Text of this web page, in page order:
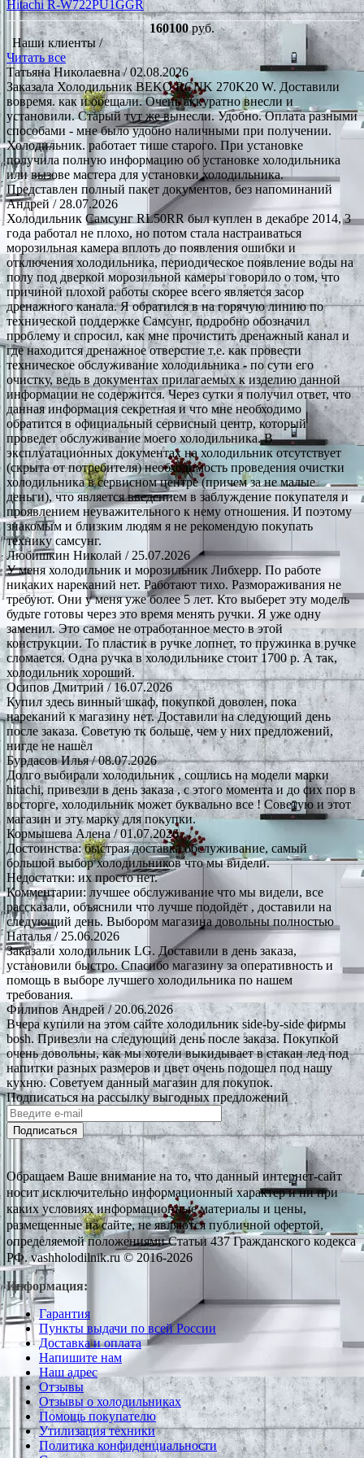
Hitachi R-W722PU1GGR
160100руб.
Наши клиенты /
Читать все
Татьяна Николаевна/ 02.08.2026
Заказала Холодильник BEKO RCNK 270K20 W. Доставили
вовремя. как и обещали. Очень аккуратно внесли и
установили. Старый тут же вынесли. Удобно. Оплата разными
способами - мне было удобно наличными при получении.
Холодильник. работает тише старого. При установке
получила полную информацию об установке холодильника
или вызове мастера для установки холодильника.
Представлен полный пакет документов, без напоминаний
Андрей/ 28.07.2026
Холодильник Самсунг RL50RR был куплен в декабре 2014, 3
года работал не плохо, но потом стала настраиваться
морозильная камера вплоть до появления ошибки и
отключения холодильника, периодическое появление воды на
полу под дверкой морозильной камеры говорило о том, что
причиной плохой работы скорее всего является засор
дренажного канала. Я обратился в на горячую линию по
технической поддержке Самсунг, подробно обозначил
проблему и спросил, как мне прочистить дренажный канал и
где находится дренажное отверстие т.е. как провести
техническое обслуживание холодильника - по сути его
очистку, ведь в документах прилагаемых к изделию данной
информации не содержится. Через сутки я получил ответ, что
данная информация секретная и что мне необходимо
обратится в официальный сервисный центр, который
проведет обслуживание моего холодильника. В
эксплуатационных документах на холодильник отсутствует
(скрыта от потребителя) необходимость проведения очистки
холодильника в сервисном центре (причем за не малые
деньги), что является введением в заблуждение покупателя и
проявлением неуважительного к нему отношения. И поэтому
знакомым и близким людям я не рекомендую покупать
технику самсунг.
Любишкин Николай / 25.07.2026
У меня холодильник и морозильник Либхерр. По работе
никаких нареканий нет. Работают тихо. Размораживания не
требуют. Они у меня уже более 5 лет. Кто выберет эту модель
будьте готовы через это время менять ручки. Я уже одну
заменил. Это самое не отработанное место в этой
конструкции. То пластик в ручке лопнет, то пружинка в ручке
сломается. Одна ручка в холодильнике стоит 1700 р. А так,
холодильник хороший.
Осипов Дмитрий/ 16.07.2026
Купил здесь винный шкаф, покупкой доволен, пока
нареканий к магазину нет. Доставили на следующий день
после заказа. Советую тк больше, чем у них предложений,
нигде не нашёл
Бурдасов Илья/ 08.07.2026
Долго выбирали холодильник , сошлись на модели марки
hitachi, привезли в день заказа , с этого момента и до сих пор в
восторге, холодильник может буквально все ! Советую и этот
магазин и эту марку для покупки.
Кормышева Алена / 01.07.2026
Достоинства: быстрая доставка.обслуживание, самый
большой выбор холодильников что мы видели.
Недостатки: их просто нет.
Комментарии: лучшее обслуживание что мы видели, все
рассказали, объяснили что лучше подойдёт , доставили на
следующий день. Выбором магазина довольны полностью
Наталья / 25.06.2026
Заказали холодильник LG. Доставили в день заказа,
установили быстро. Спасибо магазину за оперативность и
помощь в выборе лучшего холодильника по нашем
требования.
Филипов Андрей/ 20.06.2026
Вчера купили на этом сайте холодильник side-by-side фирмы
bosh. Привезли на следующий день после заказа. Покупкой
очень довольны, как мы хотели выкидывает в стакан лед под
напитки разных размеров и цвет очень подошел под нашу
кухню. Советуем данный магазин для покупок.
Подписаться на рассылку выгодных предложений
Подписаться
Обращаем Ваше внимание на то, что данный интернет-сайт
носит исключительно информационный характер и ни при
каких условиях информационные материалы и цены,
размещенные на сайте, не являются публичной офертой,
определяемой положениями Статьи 437 Гражданского кодекса
РФ. vashholodilnik.ru © 2016-2026
Информация:
Гарантия
Пункты выдачи по всей России
Доставка и оплата
Напишите нам
Наш адрес
Отзывы
Отзывы о холодильниках
Помощь покупателю
Утилизация техники
Политика конфиденциальности